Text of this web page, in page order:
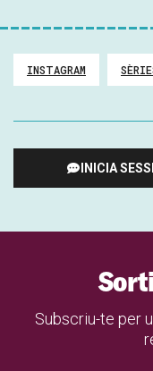
INSTAGRAM
INICIA
Subscriu-te per